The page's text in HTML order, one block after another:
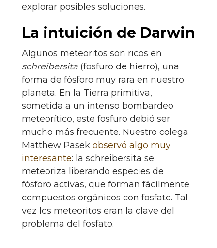
explorar posibles soluciones.
La intuición de Darwin
Algunos meteoritos son ricos en
schreibersita (fosfuro de hierro), una
forma de fósforo muy rara en nuestro
planeta. En la Tierra primitiva,
sometida a un intenso bombardeo
meteorítico, este fosfuro debió ser
mucho más frecuente. Nuestro colega
Matthew Pasek observó algo muy
interesante: la schreibersita se
meteoriza liberando especies de
fósforo activas, que forman fácilmente
compuestos orgánicos con fosfato. Tal
vez los meteoritos eran la clave del
problema del fosfato.